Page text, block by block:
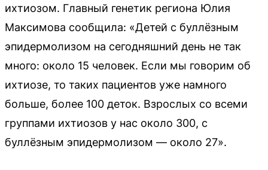
ихтиозом. Главный генетик региона Юлия
Максимова сообщила: «Детей с буллёзным
эпидермолизом на сегодняшний день не так
много: около 15 человек. Если мы говорим об
ихтиозе, то таких пациентов уже намного
больше, более 100 деток. Взрослых со всеми
группами ихтиозов у нас около 300, с
буллёзным эпидермолизом — около 27».